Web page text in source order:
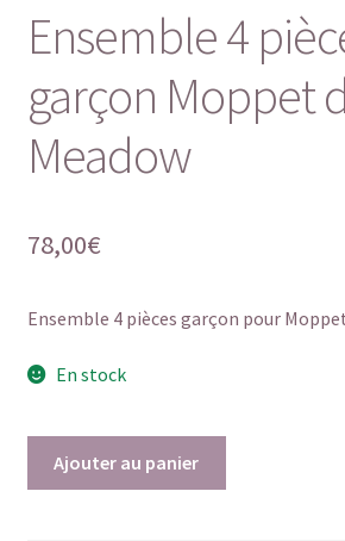
Ensemble 4
garçon Moppet
Meadow
78,00€
Ensemble 4 pièces garçon pour
En stock
Ajouter au panier